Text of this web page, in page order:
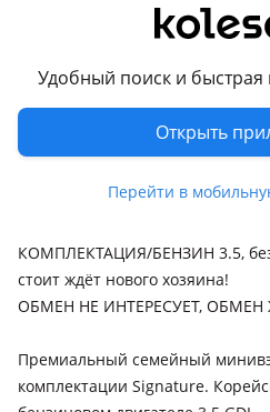
Удобный поиск и
Открыть
Перейти в
Руль
Растаможен в Казахстане
Комментарий продавца
КОМПЛЕКТАЦИЯ/БЕНЗИН 3.5, без
стоит ждёт нового хозяина!
ОБМЕН НЕ ИНТЕРЕСУЕТ, ОБМЕН
Премиальный семейный
комплектации Signature.